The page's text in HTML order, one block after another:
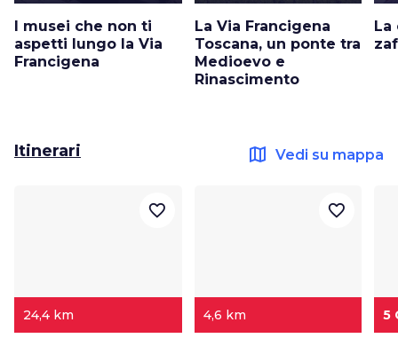
I musei che non ti
aspetti lungo la Via
Francigena
La Via Francigena
Toscana, un ponte tra
Medioevo e
Rinascimento
Itinerari map Vedi su mappa
24,4 km
favorite_border
4,6 km
favorite_border
5